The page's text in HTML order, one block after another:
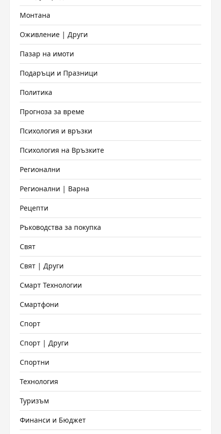
Монтана
Оживление | Други
Пазар на имоти
Подаръци и Празници
Политика
Прогноза за време
Психология и връзки
Психология на Връзките
Регионални
Регионални | Варна
Рецепти
Ръководства за покупка
Свят
Свят | Други
Смарт Технологии
Смартфони
Спорт
Спорт | Други
Спортни
Технология
Туризъм
Финанси и Бюджет